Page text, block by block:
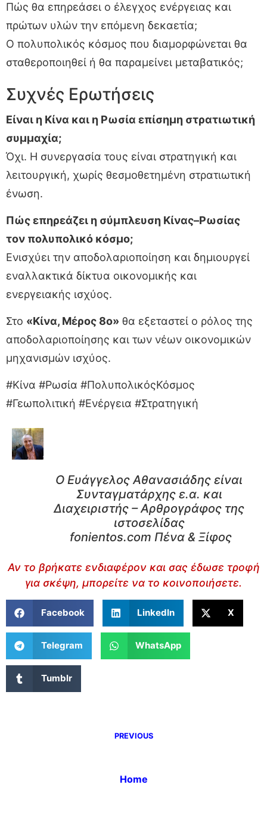
Πώς θα επηρεάσει ο έλεγχος ενέργειας και
πρώτων υλών την επόμενη δεκαετία;
Ο πολυπολικός κόσμος που διαμορφώνεται θα
σταθεροποιηθεί ή θα παραμείνει μεταβατικός;
Συχνές Ερωτήσεις
Είναι η Κίνα και η Ρωσία επίσημη στρατιωτική
συμμαχία;
Όχι. Η συνεργασία τους είναι στρατηγική και
λειτουργική, χωρίς θεσμοθετημένη στρατιωτική
ένωση.
Πώς επηρεάζει η σύμπλευση Κίνας–Ρωσίας
τον πολυπολικό κόσμο;
Ενισχύει την αποδολαριοποίηση και δημιουργεί
εναλλακτικά δίκτυα οικονομικής και
ενεργειακής ισχύος.
Στο «Κίνα, Μέρος 8ο» θα εξεταστεί ο ρόλος της
αποδολαριοποίησης και των νέων οικονομικών
μηχανισμών ισχύος.
#Κίνα #Ρωσία #ΠολυπολικόςΚόσμος
#Γεωπολιτική #Ενέργεια #Στρατηγική
Ο Ευάγγελος Αθανασιάδης είναι
Συνταγματάρχης ε.α. και
Διαχειριστής – Αρθρογράφος της
ιστοσελίδας
fonientos.com Πένα & Ξίφος
Αν το βρήκατε ενδιαφέρον και σας έδωσε τροφή
για σκέψη, μπορείτε να το κοινοποιήσετε.
Facebook LinkedIn X
Telegram WhatsApp
Tumblr
PREVIOUS
Home